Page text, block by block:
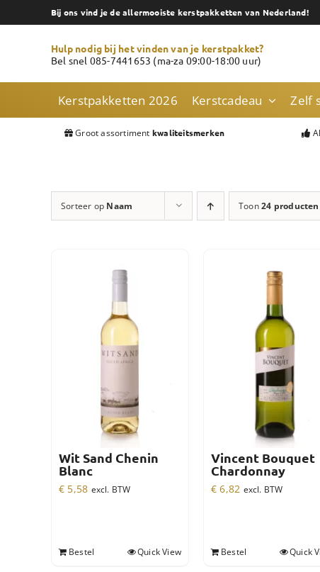
to
Bij ons vind je de allermooiste kerstpakketten van Nederland!
Hulp nodig bij het vinden van je kerstpakket?
Bel snel 085-7441653 (ma-za 09:00-18:00 uur)
Kerstpakketten 2026 Kerstcadeau Zelf
Groot assortiment kwaliteitsmerken
Sorteer op Naam Toon24 producten
Wit Sand Chenin
Blanc
€ 5,58 excl. BTW
Bestel Quick View
Vincent Bouquet
Chardonnay
€ 6,82 excl. BTW
Bestel Quick